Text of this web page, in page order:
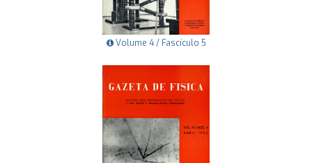
Volume 4 / Fascículo 5